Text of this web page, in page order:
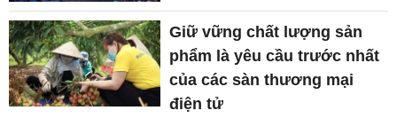
Giữ vững chất lượng sản
phẩm là yêu cầu trước nhất
của các sàn thương mại
điện tử